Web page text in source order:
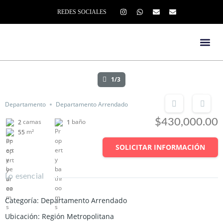
REDES SOCIALES
1/3
Departamento Departamento Arrendado
2camas 1 baño
55 m²
$430,000.00
SOLICITAR INFORMACIÓN
Lo esencial
Categoría: Departamento Arrendado
Ubicación: Región Metropolitana